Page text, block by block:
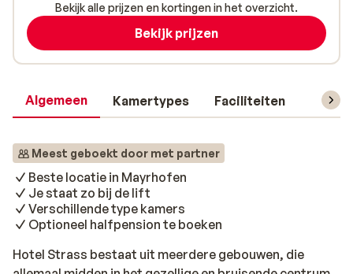
Algemeen Kamertypes Faciliteiten
Meest geboekt door met partner
Beste locatie in Mayrhofen
Je staat zo bij de lift
Verschillende type kamers
Optioneel halfpension te boeken
Hotel Strass bestaat uit meerdere gebouwen, die
Bekijk alle prijzen en kortingen in het overzicht.
Bekijk prijzen